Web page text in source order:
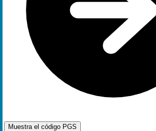
Muestra el código PGS